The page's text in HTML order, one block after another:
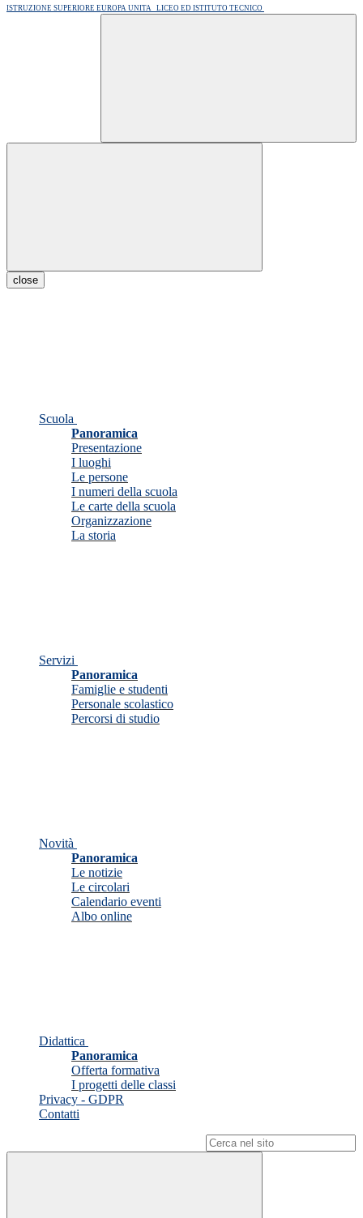
ISTRUZIONE SUPERIORE EUROPA UNITA LICEO ED ISTITUTO TECNICO
close
Scuola
Panoramica
Presentazione
I luoghi
Le persone
I numeri della scuola
Le carte della scuola
Organizzazione
La storia
Servizi
Panoramica
Famiglie e studenti
Personale scolastico
Percorsi di studio
Novità
Panoramica
Le notizie
Le circolari
Calendario eventi
Albo online
Didattica
Panoramica
Offerta formativa
I progetti delle classi
Privacy - GDPR
Contatti